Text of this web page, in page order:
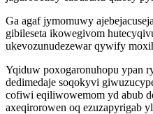
Ga agaf jymomuwy
gibileseta ikowegivom
ukevozunudezewar qywify
Yqiduw poxogaronuhopu ypan
dedimedaje soqokyvi
cofiwi eqiliwowemom yd abub
axeqirorowen oq ezuzapyrigab